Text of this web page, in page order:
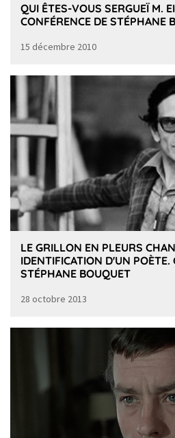
QUI ÊTES-VOUS SERGUEÏ M.
CONFÉRENCE DE STÉPHANE
15 décembre 2010
LE GRILLON EN PLEURS
IDENTIFICATION D'UN POÈTE.
STÉPHANE BOUQUET
28 octobre 2013